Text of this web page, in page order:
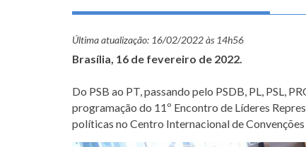
Última atualização: 16/02/2022 às 14h56
Brasília, 16 de fevereiro de 2022.
Do PSB ao PT, passando pelo PSDB, PL, PSL,
programação do 11º Encontro de Líderes
políticas no Centro Internacional de